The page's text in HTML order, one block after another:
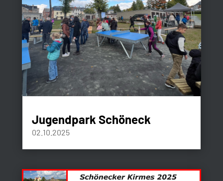
Jugendpark Schöneck
02.10.2025